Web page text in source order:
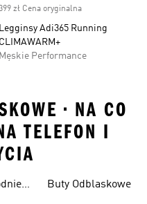
zł Cena oryginalna
Legginsy Adi365 Running
CLIMAWARM+
Męskie Performance
• NA CO
TELEFON I
Buty Odblaskowe